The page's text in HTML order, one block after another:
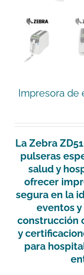
Impresora de
La Zebra
pulseras
salud y
ofrecer
segura en la
eventos
construcción
y
para